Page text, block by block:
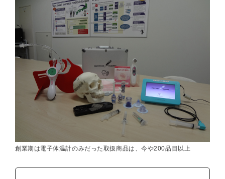
創業期は電子体温計のみだった取扱商品は、今や200品目以上